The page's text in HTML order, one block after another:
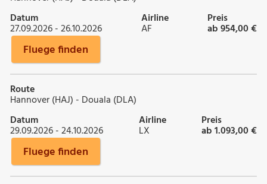
Datum
27.09.2026 - 26.10.2026
Airline
AF
Preis
ab 954,00 €
Fluege finden
Route
Hannover (HAJ) - Douala (DLA)
Datum
29.09.2026 - 24.10.2026
Airline
LX
Preis
ab 1.093,00 €
Fluege finden